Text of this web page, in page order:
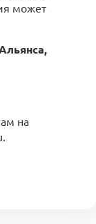
может
на